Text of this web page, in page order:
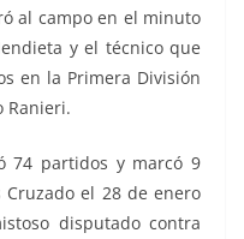
al campo en el minuto
y el técnico que
en la Primera División
Ranieri.
74 partidos y marcó 9
el 28 de enero
disputado contra